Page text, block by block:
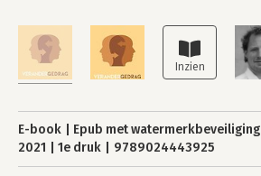
E-book Epub met watermerkbeveiliging
2021
1e druk 9789024443925